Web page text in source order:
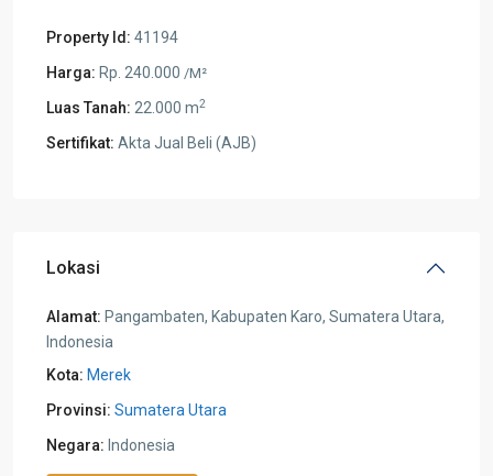
Property Id: 41194
Harga: Rp. 240.000 /M²
Luas Tanah: 22.000 m2
Sertifikat: Akta Jual Beli (AJB)
Lokasi
Alamat: Pangambaten, Kabupaten Karo, Sumatera Utara,
Indonesia
Kota: Merek
Provinsi: Sumatera Utara
Negara: Indonesia